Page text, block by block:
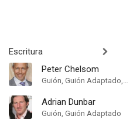
Escritura
Peter Chelsom
Guión, Guión Adaptado, Historia
Adrian Dunbar
Guión, Guión Adaptado